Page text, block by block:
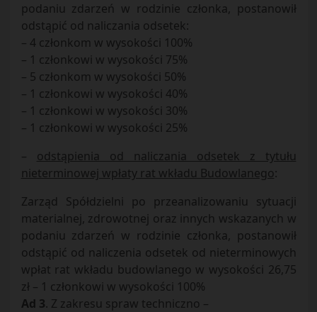
podaniu zdarzeń w rodzinie członka, postanowił
odstąpić od naliczania odsetek:
– 4 członkom w wysokości 100%
– 1 członkowi w wysokości 75%
– 5 członkom w wysokości 50%
– 1 członkowi w wysokości 40%
– 1 członkowi w wysokości 30%
– 1 członkowi w wysokości 25%
– odstąpienia od naliczania odsetek z tytułu
nieterminowej wpłaty rat wkładu Budowlanego:
Zarząd Spółdzielni po przeanalizowaniu sytuacji
materialnej, zdrowotnej oraz innych wskazanych w
podaniu zdarzeń w rodzinie członka, postanowił
odstąpić od naliczenia odsetek od nieterminowych
wpłat rat wkładu budowlanego w wysokości 26,75
zł – 1 członkowi w wysokości 100%
Ad 3. Z zakresu spraw techniczno –